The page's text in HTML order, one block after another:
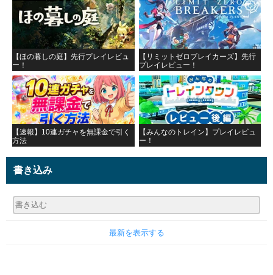
【ほの暮しの庭】先行プレイレビュ
ー！
【リミットゼロブレイカーズ】先行
プレイレビュー！
【速報】10連ガチャを無課金で引く
方法
【みんなのトレイン】プレイレビュ
ー！
書き込み
最新を表示する